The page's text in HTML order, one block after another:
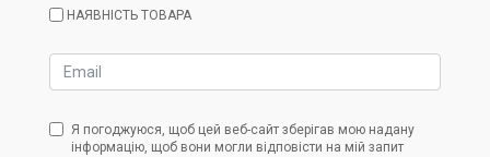
НАЯВНІСТЬ ТОВАРА
Я погоджуюся, щоб цей веб-сайт зберігав мою надану
інформацію, щоб вони могли відповісти на мій запит